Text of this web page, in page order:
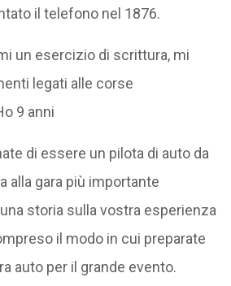
il telefono nel 1876.
un esercizio di scrittura, mi
legati alle corse
9 anni
di essere un pilota di auto da
alla gara più importante
storia sulla vostra esperienza
il modo in cui preparate
auto per il grande evento.